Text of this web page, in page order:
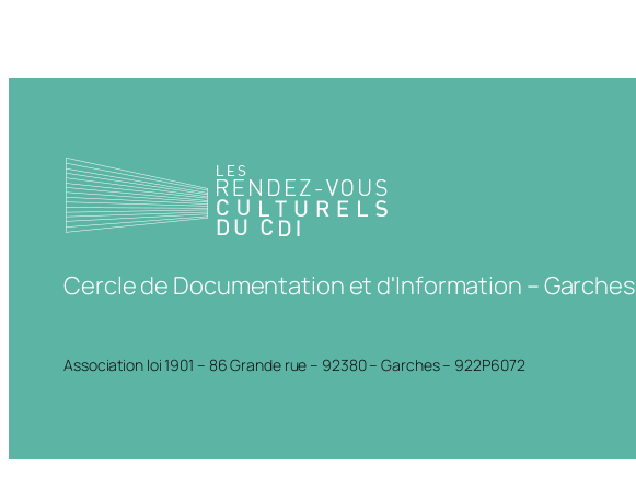
Cercle de Documentation et d'Information – Garches
Association loi 1901 – 86 Grande rue – 92380 – Garches – 922P6072